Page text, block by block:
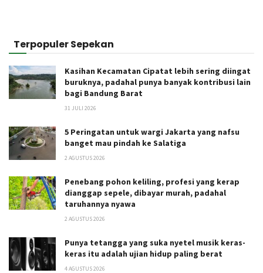
Terpopuler Sepekan
Kasihan Kecamatan Cipatat lebih sering diingat
buruknya, padahal punya banyak kontribusi lain
bagi Bandung Barat
31 JULI 2026
5 Peringatan untuk wargi Jakarta yang nafsu
banget mau pindah ke Salatiga
2 AGUSTUS 2026
Penebang pohon keliling, profesi yang kerap
dianggap sepele, dibayar murah, padahal
taruhannya nyawa
2 AGUSTUS 2026
Punya tetangga yang suka nyetel musik keras-
keras itu adalah ujian hidup paling berat
4 AGUSTUS 2026